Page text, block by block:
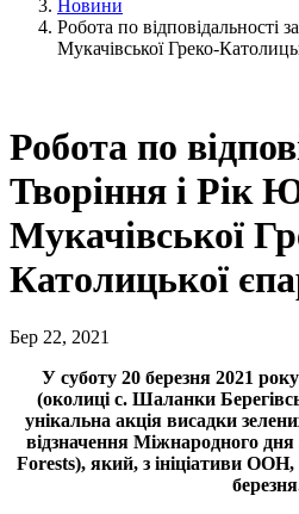
Новини
Робота по відповідальності
Мукачівської Греко-
Робота по
Творіння і Рік
Мукачівської
Католицької
Бер 22, 2021
У суботу 20 березня 2021
(околиці с. Шаланки
унікальна акція висадки
відзначення Міжнародного
Forests), який, з ініціативи ООН,